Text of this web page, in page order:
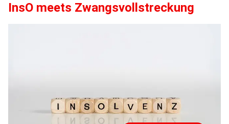
InsO meets Zwangsvollstreckung